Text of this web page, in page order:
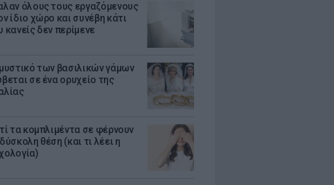
όλους τους εργαζόμενους
ίδιο χώρο και συνέβη κάτι
κανείς δεν περίμενε
των βασιλικών γάμων
σε ένα ορυχείο της
τα κομπλιμέντα σε φέρνουν
θέση (και τι λέει η